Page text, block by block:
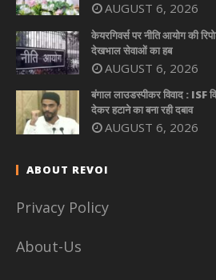
AUGUST 6, 2026
केयरगिवर्स पर नीति आयोग की
देखभाल सेवाओं का हब
AUGUST 6, 2026
बंगाल लाउडस्पीकर विवाद :
देकर हटाने का बना रही दबाव
AUGUST 6, 2026
ABOUT REVOI
Privacy Policy
About-Us